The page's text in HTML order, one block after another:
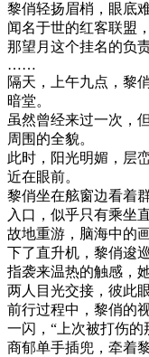
黎俏轻扬眉梢，眼底
闻名于世的红客联盟
那望月这个挂名的负
……
隔天，上午九点，黎
暗堂。
虽然曾经来过一次，
周围的全貌。
此时，阳光明媚，层
近在眼前。
黎俏坐在舷窗边看着
入口，似乎只有乘坐
故地重游，脑海中的
下了直升机，黎俏逡
指袭来温热的触感，
两人目光交接，彼此
前行过程中，黎俏的
一闪，“上次被打伤
商郁单手插兜，牵着